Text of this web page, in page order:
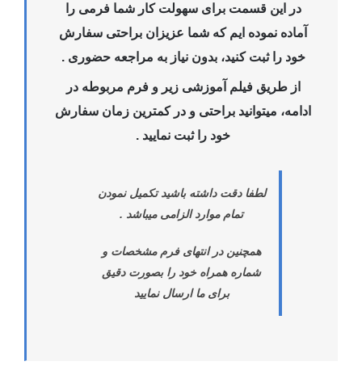
در این قسمت برای سهولت کار شما فرمی را
آماده نموده ایم که شما عزیزان براحتی سفارش
خود را ثبت کنید، بدون نیاز به مراجعه حضوری .
از طریق فیلم آموزشی زیر و فرم مربوطه در
ادامه، میتوانید براحتی و در کمترین زمان سفارش
خود را ثبت نمایید .
لطفا دقت داشته باشید تکمیل نمودن
تمام موارد الزامی میباشد .
همچنین در انتهای فرم مشخصات و
شماره همراه خود را بصورت دقیق
برای ما ارسال نمایید